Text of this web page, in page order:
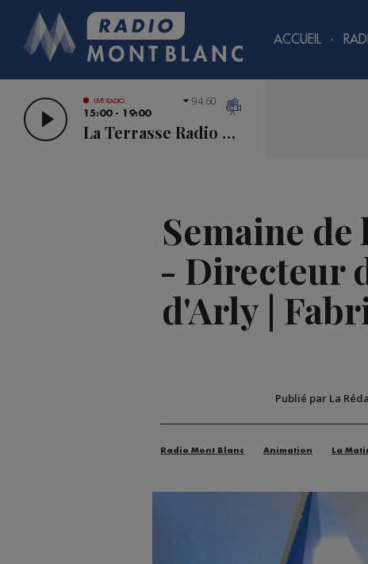
ACCUEIL
LIVE RADIO
15:00 - 19:00
La Terrasse Radio Mont Blanc
94.60
Semaine
- Directeur
d'Arly |
Publié par La
Radio Mont Blanc Animation La